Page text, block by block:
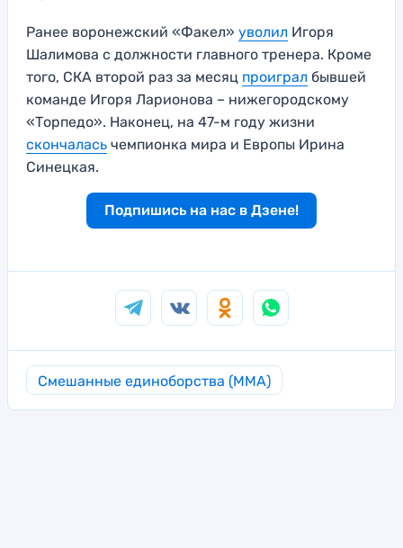
Ранее воронежский «Факел» уволил Игоря
Шалимова с должности главного тренера. Кроме
того, СКА второй раз за месяц проиграл бывшей
команде Игоря Ларионова – нижегородскому
«Торпедо». Наконец, на 47-м году жизни
скончалась чемпионка мира и Европы Ирина
Синецкая.
Подпишись на нас в Дзене!
Смешанные единоборства (MMA)